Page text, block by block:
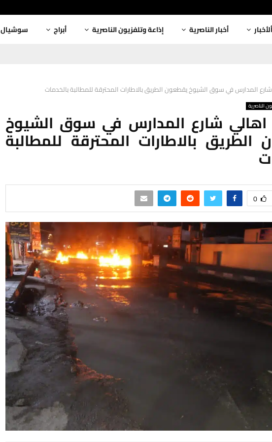
أخبار الناصرية إذاعة وتلفزيون الناصرية أبراج سوشيال
شارع المدارس في سوق الشيوخ يقطعون الطريق بالاطارات المحترقة للمطالبة بالخدمات
الناصرية
اهالي شارع المدارس في سوق الشيوخ
بالاطارات المحترقة للمطالبة
0